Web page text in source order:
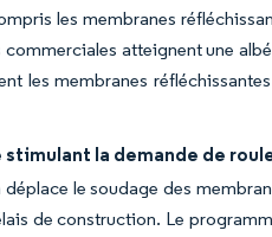
les membranes
atteignent une
les membranes
la demande de
le soudage des
de construction. Le